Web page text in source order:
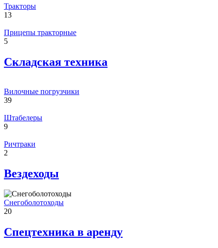
Тракторы
13
Прицепы тракторные
5
Складская техника
Вилочные погрузчики
39
Штабелеры
9
Ричтраки
2
Вездеходы
Снегоболотоходы
20
Спецтехника в аренду